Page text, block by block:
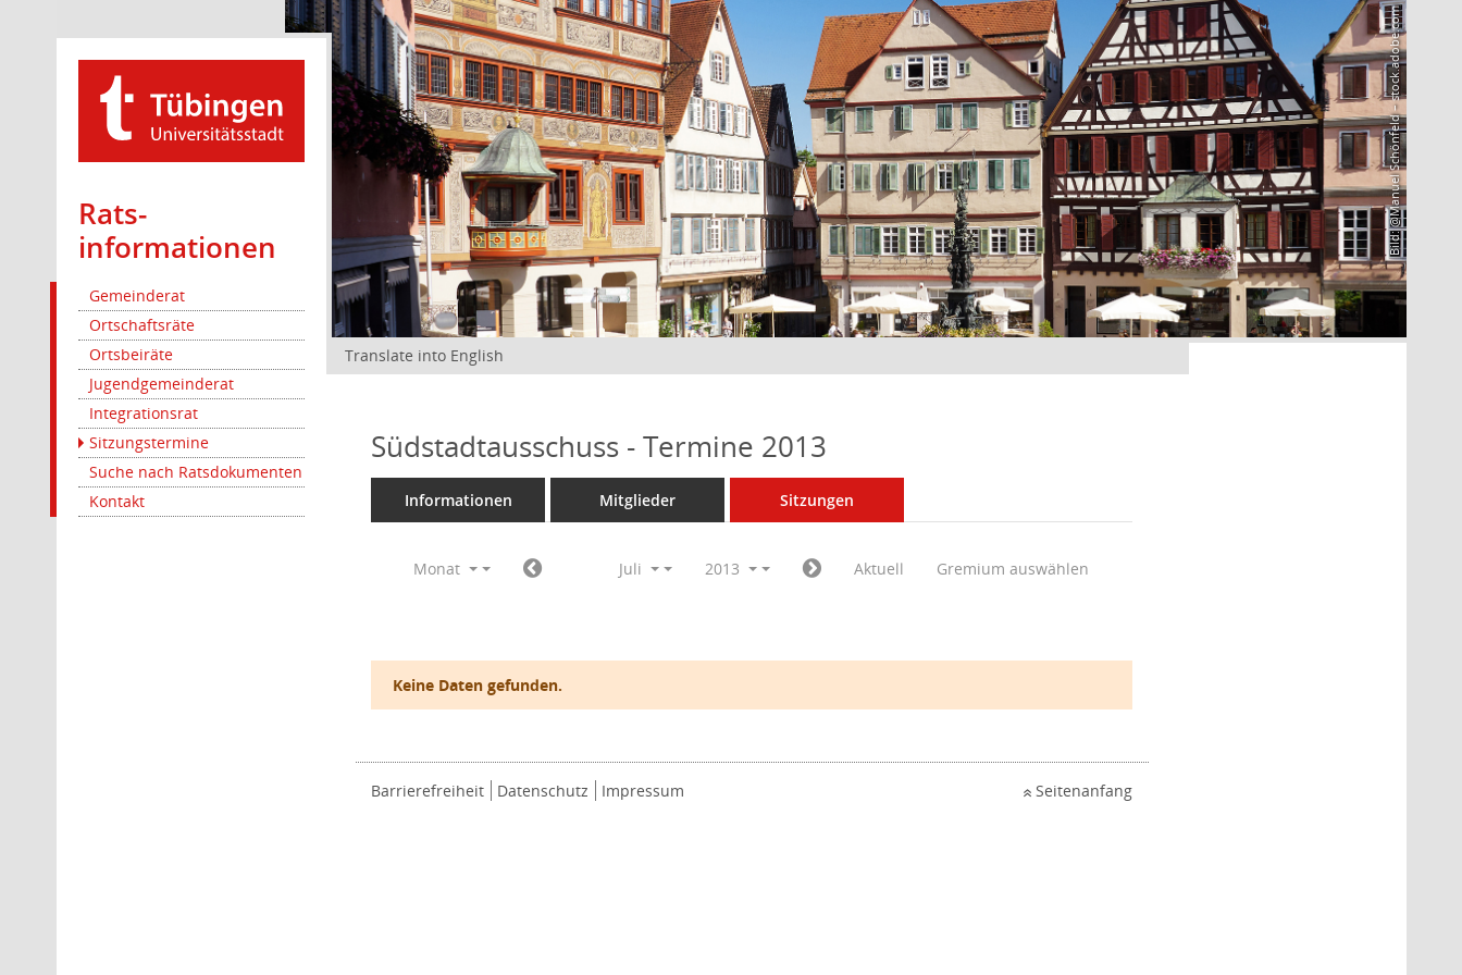
Rats­
informationen
Gemeinderat
Ortschaftsräte
Ortsbeiräte
Jugendgemeinderat
Integrationsrat
Sitzungstermine
Suche nach Ratsdokumenten
Kontakt
Bild: @Manuel Schönfeld – stock.adobe.com
Translate into English
Südstadtausschuss - Termine 2013
Informationen Mitglieder Sitzungen
Monat Juli 2013 Aktuell Gremium auswählen
Keine Daten gefunden.
Barrierefreiheit Datenschutz Impressum Seitenanfang